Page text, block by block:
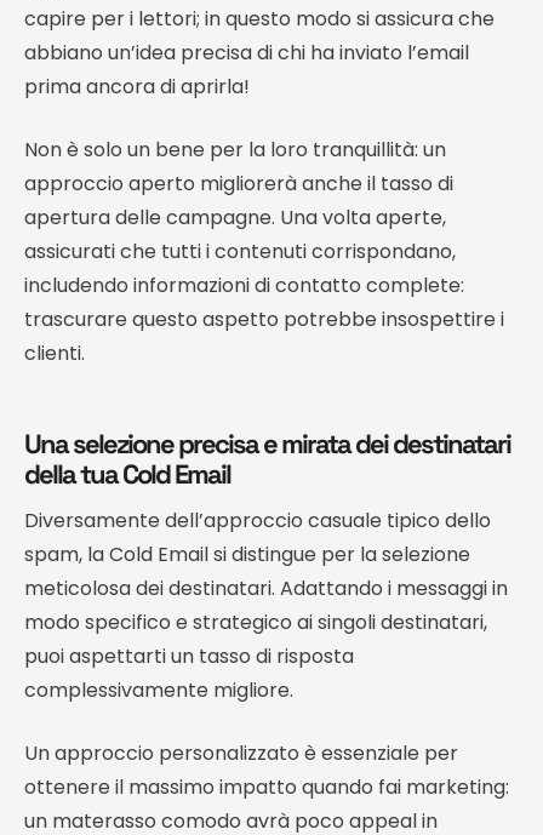
capire per i lettori; in questo modo si assicura che
abbiano un’idea precisa di chi ha inviato l’email
prima ancora di aprirla!
Non è solo un bene per la loro tranquillità: un
approccio aperto migliorerà anche il tasso di
apertura delle campagne. Una volta aperte,
assicurati che tutti i contenuti corrispondano,
includendo informazioni di contatto complete:
trascurare questo aspetto potrebbe insospettire i
clienti.
Una selezione precisa e mirata dei destinatari
della tua Cold Email
Diversamente dell’approccio casuale tipico dello
spam, la Cold Email si distingue per la selezione
meticolosa dei destinatari. Adattando i messaggi in
modo specifico e strategico ai singoli destinatari,
puoi aspettarti un tasso di risposta
complessivamente migliore.
Un approccio personalizzato è essenziale per
ottenere il massimo impatto quando fai marketing:
un materasso comodo avrà poco appeal in